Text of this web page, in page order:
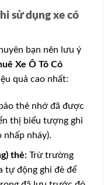
sử dụng xe có
bạn nên lưu ý
Xe Ô Tô Có
quả cao nhất:
thẻ nhớ đã được
thị biểu tượng ghi
nhấp nháy).
thẻ:Trừ trường
tự động ghi đè để